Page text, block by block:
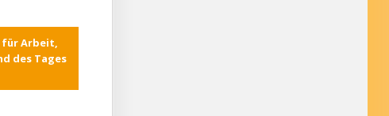
für Arbeit,
des Tages